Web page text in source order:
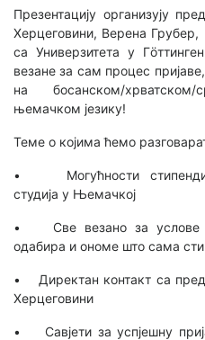
Презентацију организују
Херцеговини, Верена Грубер,
са Универзитета у
везане за сам процес
на босанском/
њемачком језику!
Теме о којима ћемо
• Могућности
студија у Њемачкој
• Све везано за услове
одабира и ономе што сама
• Директан контакт са
Херцеговини
• Савјети за успјешну